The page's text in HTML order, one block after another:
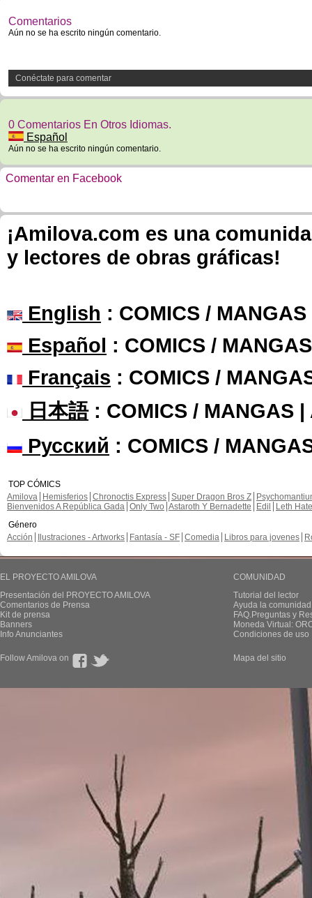
Comentarios
Aún no se ha escrito ningún comentario.
Conéctate para comentar
0 Comentarios En Otros Idiomas.
Español
Aún no se ha escrito ningún comentario.
Comentar en Facebook
¡Amilova.com es una
y lectores de obras gráficas!
English : COMICS /
Español : COMICS /
Français : COMICS /
日本語: COMICS / MANGAS |
Русский : COMICS /
TOP CÓMICS
Amilova
Hemisferios Chronoctis Express Super Dragon Bros Z
Bienvenidos A República Gada Only Two Astaroth Y Bernadette Edil
Leth Hate
Género
Acción
Ilustraciones - Artworks Fantasía - SF Comedia Libros para jovenes
EL PROYECTO AMILOVA
Presentación del PROYECTO AMILOVA
Comentarios de Prensa
Kit de prensa
Banners
Info Anunciantes
COMUNIDAD
Tutorial del lector
Ayuda la
FAQ.Preguntas y
Moneda Virtual:
Condiciones de uso
Follow Amilova on Mapa del sitio